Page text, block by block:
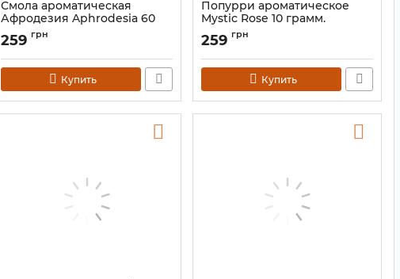
Смола ароматическая
Афродезия Aphrodesia 60
грамм.
Артикул:
259 грн
Купить
Попурри ароматическое
Mystic Rose 10 грамм.
Мистическая Роза
Артикул:
259 грн
Купить